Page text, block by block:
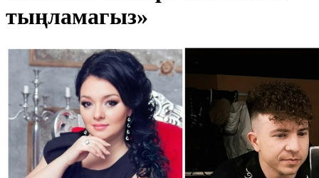
тыңламагыз»